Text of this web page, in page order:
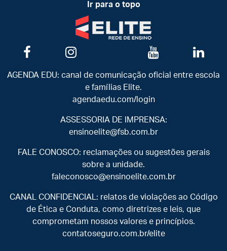
Ir para o topo
AGENDA EDU: canal de comunicação oficial entre escola
e famílias Elite.
agendaedu.com/login
ASSESSORIA DE IMPRENSA:
ensinoelite@fsb.com.br
FALE CONOSCO: reclamações ou sugestões gerais
sobre a unidade.
faleconosco@ensinoelite.com.br
CANAL CONFIDENCIAL: relatos de violações ao Código
de Ética e Conduta, como diretrizes e leis, que
comprometam nossos valores e princípios.
contatoseguro.com.br/elite